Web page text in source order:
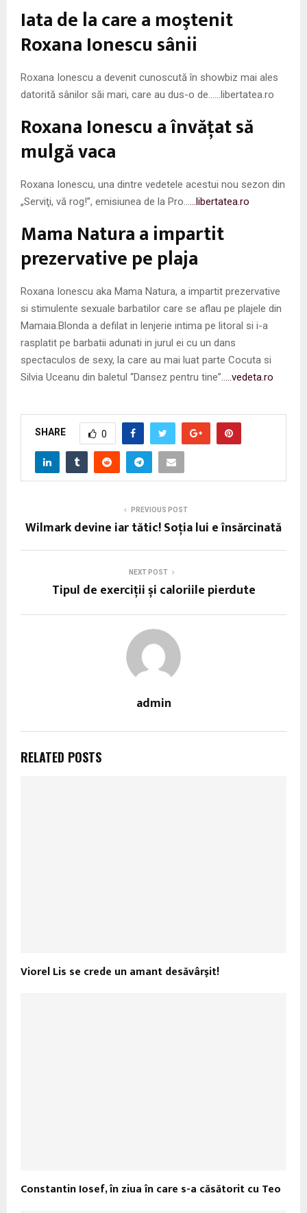
N
Iata de la care a moştenit
Roxana Ionescu sânii
Roxana Ionescu a devenit cunoscută în showbiz mai ales
datorită sânilor săi mari, care au dus-o de……libertatea.ro
Roxana Ionescu a învățat să
mulgă vaca
Roxana Ionescu, una dintre vedetele acestui nou sezon din
„Serviţi, vă rog!”, emisiunea de la Pro…
…libertatea.ro
Mama Natura a impartit
prezervative pe plaja
Roxana Ionescu aka Mama Natura, a impartit prezervative
si stimulente sexuale barbatilor care se aflau pe plajele din
Mamaia.Blonda a defilat in lenjerie intima pe litoral si i-a
rasplatit pe barbatii adunati in jurul ei cu un dans
spectaculos de sexy, la care au mai luat parte Cocuta si
Silvia Uceanu din baletul “Dansez pentru tine”..
…vedeta.ro
SHARE 0
PREVIOUS POST
Wilmark devine iar tătic! Soția lui e însărcinată
NEXT POST
Tipul de exerciții și caloriile pierdute
admin
RELATED POSTS
Viorel Lis se crede un amant desăvârşit!
Constantin Iosef, în ziua în care s-a căsătorit cu Teo